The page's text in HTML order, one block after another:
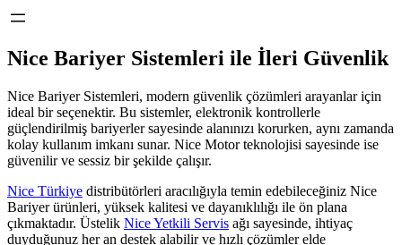
Nice Bariyer Sistemleri ile İleri Güvenlik
Nice Bariyer Sistemleri, modern güvenlik çözümleri arayanlar için
ideal bir seçenektir. Bu sistemler, elektronik kontrollerle
güçlendirilmiş bariyerler sayesinde alanınızı korurken, aynı zamanda
kolay kullanım imkanı sunar. Nice Motor teknolojisi sayesinde ise
güvenilir ve sessiz bir şekilde çalışır.
Nice Türkiye distribütörleri aracılığıyla temin edebileceğiniz Nice
Bariyer ürünleri, yüksek kalitesi ve dayanıklılığı ile ön plana
çıkmaktadır. Üstelik Nice Yetkili Servis ağı sayesinde, ihtiyaç
duyduğunuz her an destek alabilir ve hızlı çözümler elde